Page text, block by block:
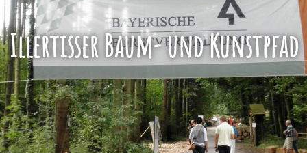
Illertisser Baum- und Kunstpfad